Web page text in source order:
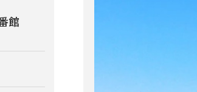
館